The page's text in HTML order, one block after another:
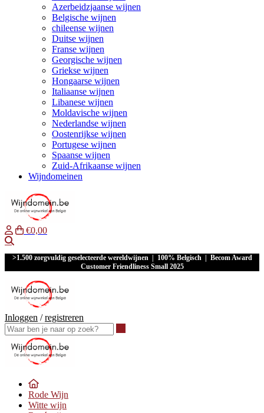
Azerbeidzjaanse wijnen
Belgische wijnen
chileense wijnen
Duitse wijnen
Franse wijnen
Georgische wijnen
Griekse wijnen
Hongaarse wijnen
Italiaanse wijnen
Libanese wijnen
Moldavische wijnen
Nederlandse wijnen
Oostenrijkse wijnen
Portugese wijnen
Spaanse wijnen
Zuid-Afrikaanse wijnen
Wijndomeinen
€0,00
>1.500 zorgvuldig geselecteerde wereldwijnen | 100% Belgisch | Becom Award
Customer Friendliness Small 2025
Inloggen /registreren
Rode Wijn
Witte wijn